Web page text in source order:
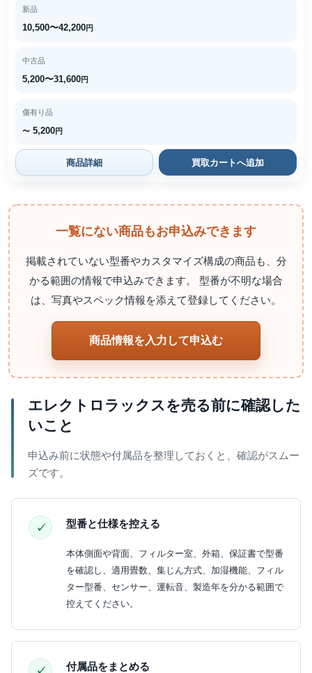
新品
10,500〜42,200円
中古品
5,200〜31,600円
傷有り品
〜 5,200円
商品詳細 買取カートへ追加
一覧にない商品もお申込みできます
掲載されていない型番やカスタマイズ構成の商品も、分
かる範囲の情報で申込みできます。 型番が不明な場合
は、写真やスペック情報を添えて登録してください。
商品情報を入力して申込む
エレクトロラックスを売る前に確認した
いこと
申込み前に状態や付属品を整理しておくと、確認がスムー
ズです。
型番と仕様を控える
本体側面や背面、フィルター室、外箱、保証書で型番
を確認し、適用畳数、集じん方式、加湿機能、フィル
ター型番、センサー、運転音、製造年を分かる範囲で
控えてください。
付属品をまとめる